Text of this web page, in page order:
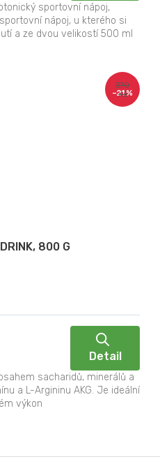
sportovní nápoj,
nápoj, u kterého si
a ze dvou velikostí 500 ml
370
Kč
–21 %
800 G
Detail
sacharidů, minerálů a
a L-Argininu AKG. Je ideální
výkon